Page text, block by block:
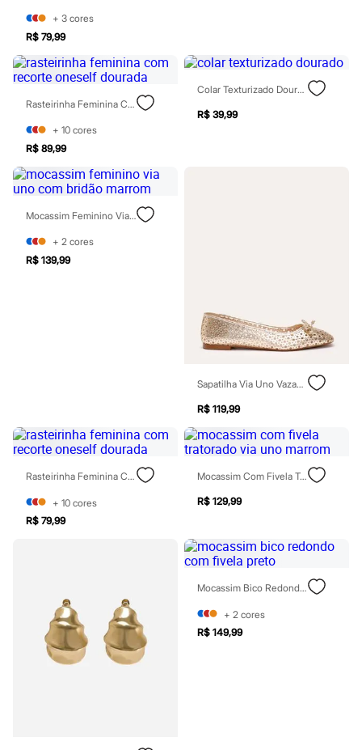
Acessórios
Blusas
Calçados
Leggings
Shorts e Bermudas
Moda íntima
Calcinhas
Cintas e Modeladores
Meias
Pijamas
Sutiãs e Tops
Moda praia
Biquínis
Maiôs
Saídas de praia
Personagens
Plus size
Inverno
Novidades
Roupas
Bermudas
Camisas
Calças
Camisetas e Regatas
Casacos e Jaquetas
Chapéus e Bonés
Carteiras
Óculos
Relógios
+ 3 cores
R$ 79,99
Rasteirinha Feminina Com Recorte Oneself Dourada
+ 10 cores
R$ 89,99
Colar Texturizado Dourado
R$ 39,99
Mocassim Feminino Via Uno Com Bridão Marrom
+ 2 cores
R$ 139,99
Sapatilha Via Uno Vazada Com Laço Dourada
R$ 119,99
Rasteirinha Feminina Com Recorte Oneself Dourada
+ 10 cores
R$ 79,99
Mocassim Com Fivela Tratorado Via Uno Marrom
R$ 129,99
Mocassim Bico Redondo Com Fivela Preto
+ 2 cores
R$ 149,99